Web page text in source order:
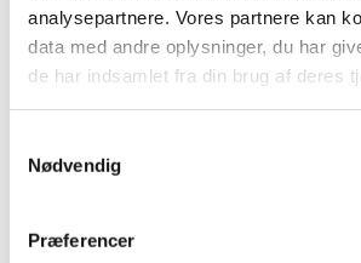
analysepartnere. Vores partnere kan
data med andre oplysninger, du har
de har indsamlet fra din brug af deres
Nødvendig
Præferencer
Fag- og
Som eksamensplanlægger er det vigtigt,
fag- og kompetencekoder, når du
Download Fag- og